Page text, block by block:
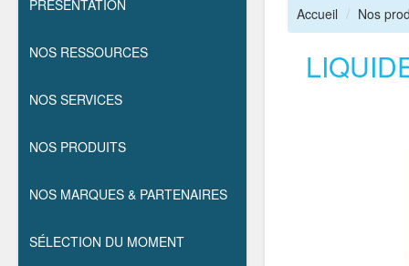
PRÉSENTATION
NOS RESSOURCES
NOS SERVICES
NOS PRODUITS
NOS MARQUES & PARTENAIRES
SÉLECTION DU MOMENT
Accueil Nos